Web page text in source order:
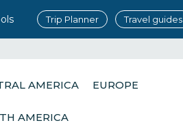
Trip Planner Travel guides
AMERICA EUROPE
AMERICA